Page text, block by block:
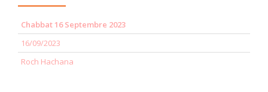
Chabbat 16 Septembre 2023
16/09/2023
Roch Hachana